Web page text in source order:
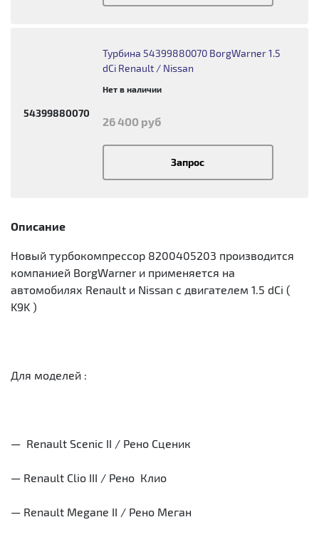
54399880070
Турбина 54399880070 BorgWarner 1.5
dCi Renault / Nissan
Нет в наличии
26 400 руб
Запрос
Описание
Новый турбокомпрессор 8200405203 производится
компанией BorgWarner и применяется на
автомобилях Renault и Nissan с двигателем 1.5 dCi (
K9K )
Для моделей :
— Renault Scenic II / Рено Сценик
— Renault Clio III / Рено Клио
— Renault Megane II / Рено Меган